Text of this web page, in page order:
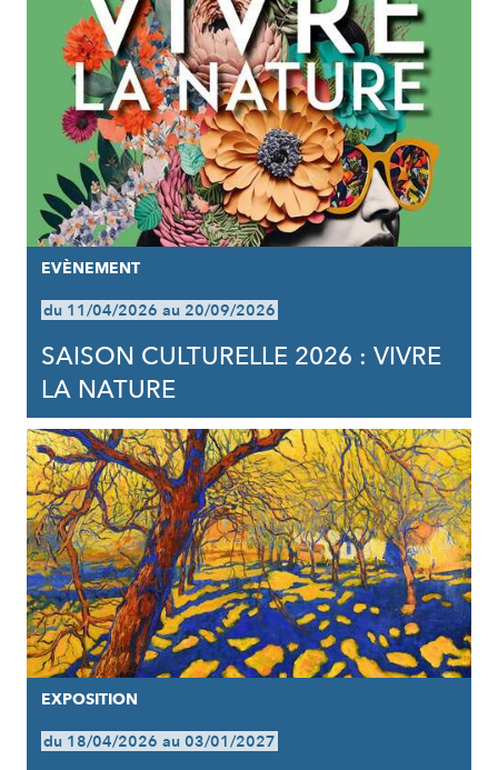
EVÈNEMENT
du 11/04/2026 au 20/09/2026
SAISON CULTURELLE 2026 : VIVRE
LA NATURE
EXPOSITION
du 18/04/2026 au 03/01/2027